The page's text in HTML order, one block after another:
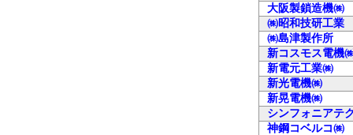
大阪製鎖造機㈱
㈱昭和技研工業
㈱島津製作所
新コスモス電機
新電元工業㈱
新光電機㈱
新晃電機㈱
シンフォニアテ
神鋼コベルコ㈱